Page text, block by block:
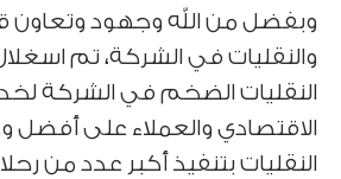
وبفضل من الله وجهود
والنقليات في الشركة، تم
النقليات الضخم في الشركة
الاقتصادي والعملاء على
النقليات بتنفيذ أكبر عدد من